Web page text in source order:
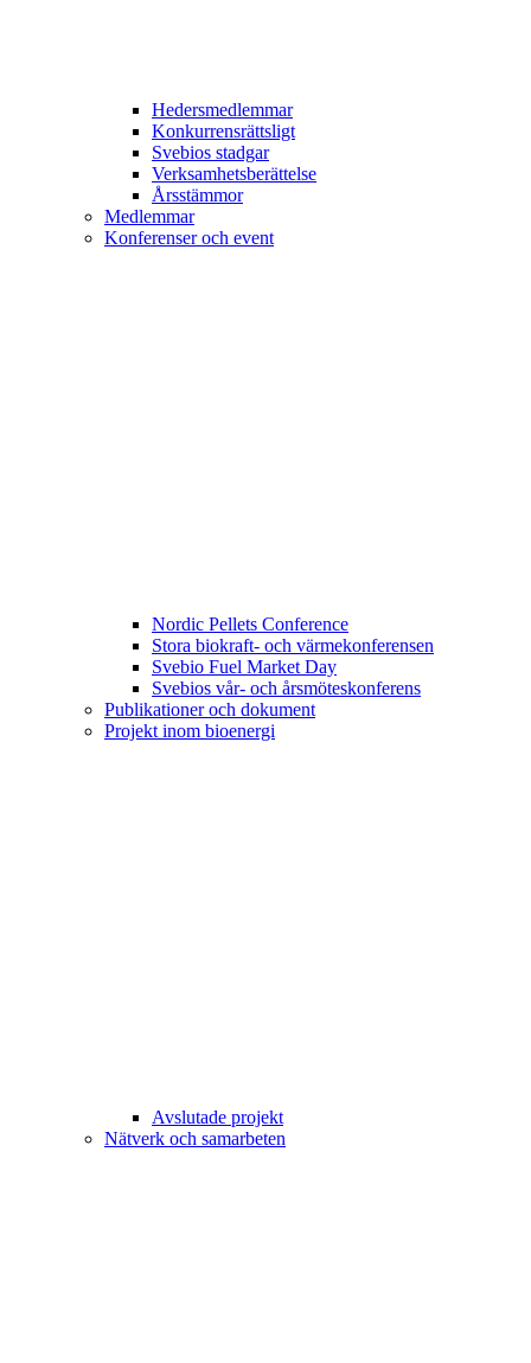
Hedersmedlemmar
Konkurrensrättsligt
Svebios stadgar
Verksamhetsberättelse
Årsstämmor
Medlemmar
Konferenser och event
Nordic Pellets Conference
Stora biokraft- och värmekonferensen
Svebio Fuel Market Day
Svebios vår- och årsmöteskonferens
Publikationer och dokument
Projekt inom bioenergi
Avslutade projekt
Nätverk och samarbeten